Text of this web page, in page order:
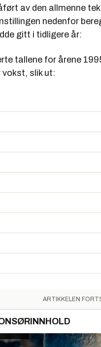
av den allmenne
nedenfor
gitt i tidligere år:
tallene for årene
vokst, slik ut:
ARTIKKELEN